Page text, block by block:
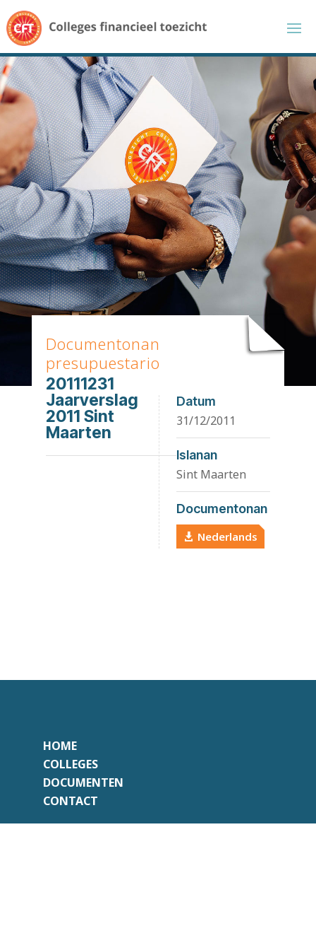
Documentonan
presupuestario
20111231
Jaarverslag
2011 Sint
Maarten
Datum
31/12/2011
Islanan
Sint Maarten
Documentonan
Nederlands
HOME
COLLEGES
DOCUMENTEN
CONTACT